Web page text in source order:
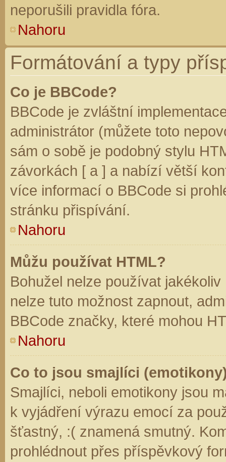
neporušili pravidla fóra.
Nahoru
Formátování a typy
Co je BBCode?
BBCode je zvláštní
administrátor (můžete toto
sám o sobě je podobný stylu
závorkách [ a ] a nabízí větší
více informací o BBCode si
stránku přispívání.
Nahoru
Můžu používat HTML?
Bohužel nelze používat
nelze tuto možnost zapnout,
BBCode značky, které mohou
Nahoru
Co to jsou smajlíci
Smajlíci, neboli emotikony jsou
k vyjádření výrazu emocí za
šťastný, :( znamená smutný.
prohlédnout přes příspěvkový